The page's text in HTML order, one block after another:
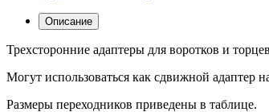
Описание
Трехсторонние адаптеры для воротков и
Могут использоваться как сдвижной адаптер
Размеры переходников приведены в таблице.